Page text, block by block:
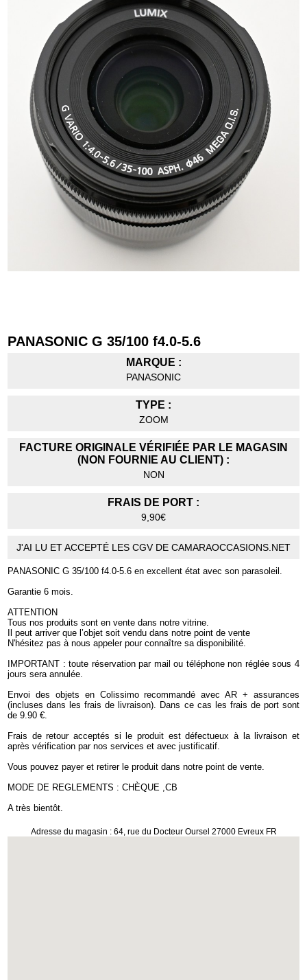
PANASONIC G 35/100 f4.0-5.6
MARQUE :
PANASONIC
TYPE :
ZOOM
FACTURE ORIGINALE VÉRIFIÉE PAR LE MAGASIN
(NON FOURNIE AU CLIENT) :
NON
FRAIS DE PORT :
9,90€
J'AI LU ET ACCEPTÉ LES CGV DE CAMARAOCCASIONS.NET
PANASONIC G 35/100 f4.0-5.6 en excellent état avec son parasoleil.
Garantie 6 mois.
ATTENTION
Tous nos produits sont en vente dans notre vitrine.
Il peut arriver que l’objet soit vendu dans notre point de vente
N'hésitez pas à nous appeler pour connaître sa disponibilité.
IMPORTANT : toute réservation par mail ou téléphone non réglée sous 4
jours sera annulée.
Envoi des objets en Colissimo recommandé avec AR + assurances
(incluses dans les frais de livraison). Dans ce cas les frais de port sont
de 9.90 €.
Frais de retour acceptés si le produit est défectueux à la livraison et
après vérification par nos services et avec justificatif.
Vous pouvez payer et retirer le produit dans notre point de vente.
MODE DE REGLEMENTS : CHÈQUE ,CB
A très bientôt.
Adresse du magasin : 64, rue du Docteur Oursel 27000 Evreux FR